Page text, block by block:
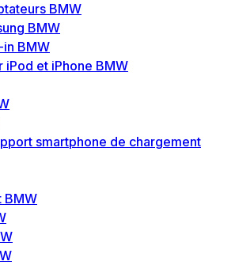
BMW
BMW
BMW
iPod et iPhone BMW
smartphone de chargement
BMW